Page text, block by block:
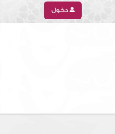
دخول